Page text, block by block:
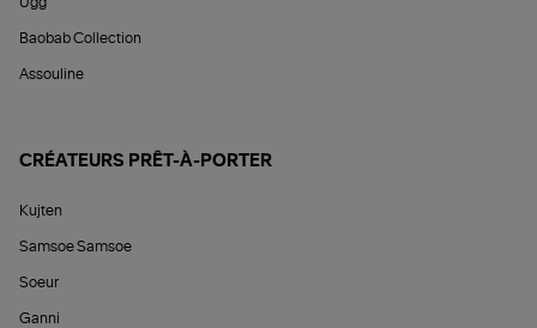
Baobab Collection
Assouline
CRÉATEURS PRÊT-À-PORTER
Kujten
Samsoe Samsoe
Soeur
Ganni